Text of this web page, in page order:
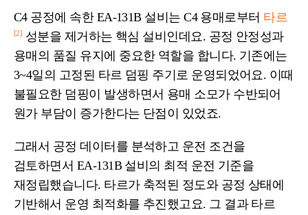
C4 공정에 속한 EA-131B 설비는 C4 용매로부터 타르
[2] 성분을 제거하는 핵심 설비인데요. 공정 안정성과
용매의 품질 유지에 중요한 역할을 합니다. 기존에는
3~4일의 고정된 타르 덤핑 주기로 운영되었어요. 이때
불필요한 덤핑이 발생하면서 용매 소모가 수반되어
원가 부담이 증가한다는 단점이 있었죠.
그래서 공정 데이터를 분석하고 운전 조건을
검토하면서 EA-131B 설비의 최적 운전 기준을
재정립했습니다. 타르가 축적된 정도와 공정 상태에
기반해서 운영 최적화를 추진했고요. 그 결과 타르